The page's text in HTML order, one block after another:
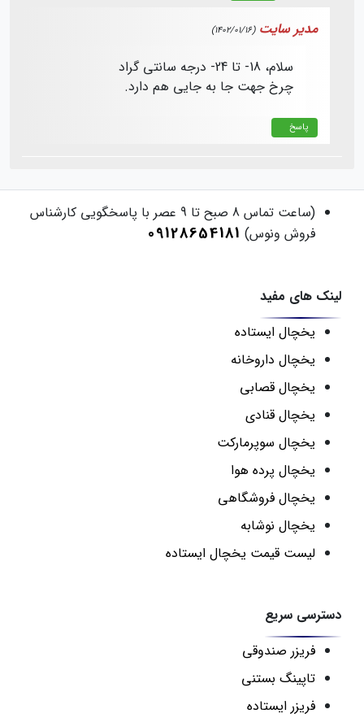
مدیر سایت (1402/01/16)
سلام، 18- تا 24- درجه سانتی گراد
چرخ جهت جا به جایی هم دارد.
پاسخ
(ساعت تماس 8 صبح تا 9 عصر با پاسخگویی کارشناس
فروش ونوس) 09128654181
لینک های مفید
یخچال ایستاده
یخچال داروخانه
یخچال قصابی
یخچال قنادی
یخچال سوپرمارکت
یخچال پرده هوا
یخچال فروشگاهی
یخچال نوشابه
لیست قیمت یخچال ایستاده
دسترسی سریع
فریزر صندوقی
تاپینگ بستنی
فریزر ایستاده